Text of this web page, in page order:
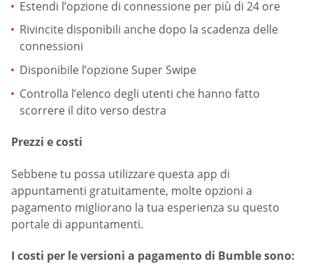
Estendi l’opzione di connessione per più di 24 ore
Rivincite disponibili anche dopo la scadenza delle
connessioni
Disponibile l’opzione Super Swipe
Controlla l’elenco degli utenti che hanno fatto
scorrere il dito verso destra
Prezzi e costi
Sebbene tu possa utilizzare questa app di
appuntamenti gratuitamente, molte opzioni a
pagamento migliorano la tua esperienza su questo
portale di appuntamenti.
I costi per le versioni a pagamento di Bumble sono: